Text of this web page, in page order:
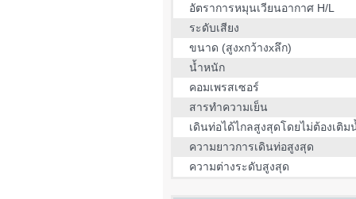
อัตราการหมุนเวียนอากาศ H/L
ระดับเสียง
ขนาด (สูงxกว้างxลึก)
น้ำหนัก
คอมเพรสเซอร์
สารทำความเย็น
เดินท่อได้ไกลสูงสุดโดยไม่ต้องเติม
ความยาวการเดินท่อสูงสุด
ความต่างระดับสูงสุด